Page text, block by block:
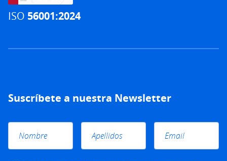
ISO 56001:2024
Suscríbete a nuestra Newsletter